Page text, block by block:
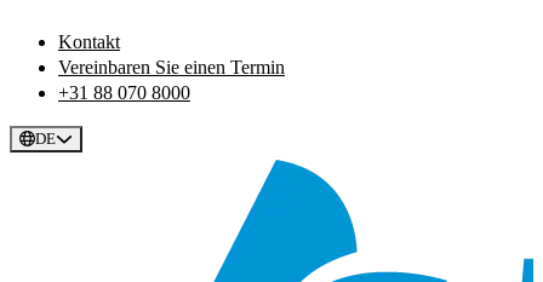
Kontakt
Vereinbaren Sie einen Termin
+31 88 070 8000
DE